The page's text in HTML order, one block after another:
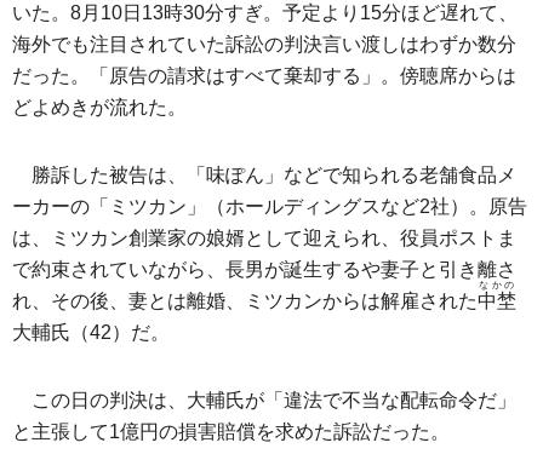
いた。8月10日13時30分すぎ。予定より15分ほど遅れて、
海外でも注目されていた訴訟の判決言い渡しはわずか数分
だった。「原告の請求はすべて棄却する」。傍聴席からは
どよめきが流れた。
勝訴した被告は、「味ぽん」などで知られる老舗食品メ
ーカーの「ミツカン」（ホールディングスなど2社）。原告
は、ミツカン創業家の娘婿として迎えられ、役員ポストま
で約束されていながら、長男が誕生するや妻子と引き離さ
れ、その後、妻とは離婚、ミツカンからは解雇された中埜
なかの
大輔氏（42）だ。
この日の判決は、大輔氏が「違法で不当な配転命令だ」
と主張して1億円の損害賠償を求めた訴訟だった。